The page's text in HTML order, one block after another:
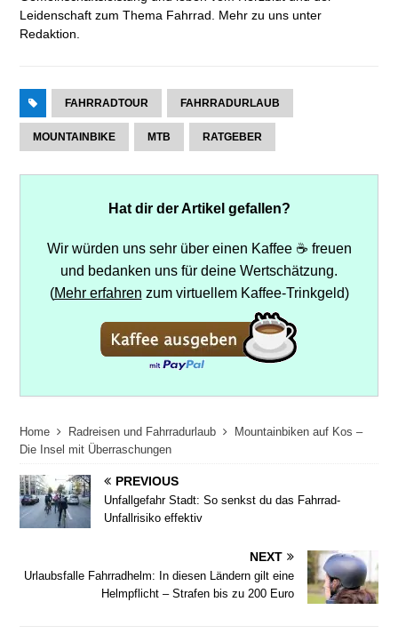
Leidenschaft zum Thema Fahrrad. Mehr zu uns unter
Redaktion
FAHRRADTOUR FAHRRADURLAUB
MOUNTAINBIKE MTB RATGEBER
Hat dir der Artikel gefallen?
Wir würden uns sehr über einen Kaffee ☕ freuen
und bedanken uns für deine Wertschätzung.
(Mehr erfahren zum virtuellem Kaffee-Trinkgeld)
Home Radreisen und Fahrradurlaub
Mountainbiken auf Kos –
Die Insel mit Überraschungen
PREVIOUS
Unfallgefahr Stadt: So senkst du das Fahrrad-
Unfallrisiko effektiv
NEXT
Urlaubsfalle Fahrradhelm: In diesen Ländern gilt eine
Helmpflicht – Strafen bis zu 200 Euro